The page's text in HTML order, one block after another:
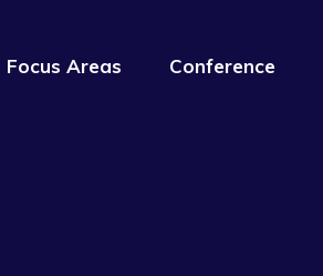
Focus Areas Conference